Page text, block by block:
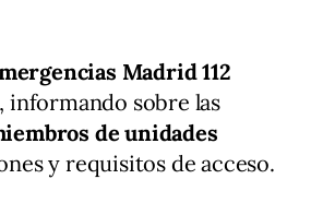
Madrid 112
informando sobre las
de unidades
y requisitos de acceso.